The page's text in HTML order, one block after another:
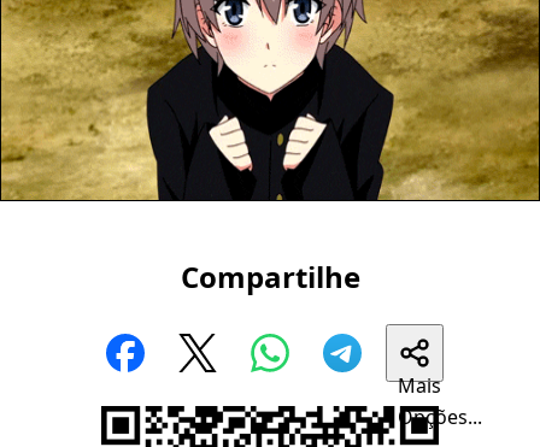
Compartilhe
Mais
Opções...